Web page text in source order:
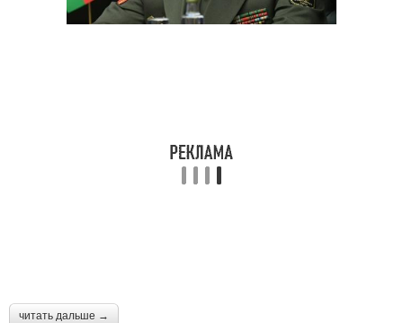
читать дальше →